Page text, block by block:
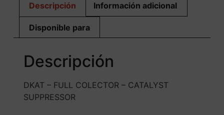
Descripción Información adicional
Disponible para
Descripción
DKAT – FULL COLECTOR – CATALYST
SUPPRESSOR